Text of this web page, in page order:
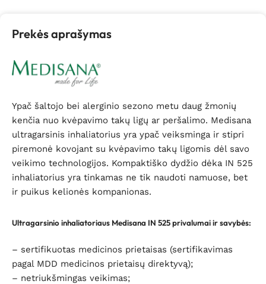
Prekės aprašymas
Ypač šaltojo bei alerginio sezono metu daug žmonių
kenčia nuo kvėpavimo takų ligų ar peršalimo. Medisana
ultragarsinis inhaliatorius yra ypač veiksminga ir stipri
piremonė kovojant su kvėpavimo takų ligomis dėl savo
veikimo technologijos. Kompaktiško dydžio dėka IN 525
inhaliatorius yra tinkamas ne tik naudoti namuose, bet
ir puikus kelionės kompanionas.
Ultragarsinio inhaliatoriaus Medisana IN 525 privalumai ir savybės:
– sertifikuotas medicinos prietaisas (sertifikavimas
pagal MDD medicinos prietaisų direktyvą);
– netriukšmingas veikimas;